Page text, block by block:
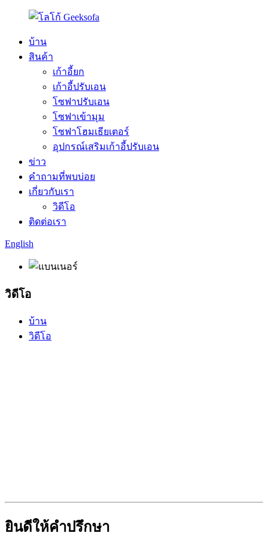
บ้าน
สินค้า
เก้าอี้ยก
เก้าอี้ปรับเอน
โซฟาปรับเอน
โซฟาเข้ามุม
โซฟาโฮมเธียเตอร์
อุปกรณ์เสริมเก้าอี้ปรับเอน
ข่าว
คำถามที่พบบ่อย
เกี่ยวกับเรา
วิดีโอ
ติดต่อเรา
English
วิดีโอ
บ้าน
วิดีโอ
ยินดีให้คำปรึกษา